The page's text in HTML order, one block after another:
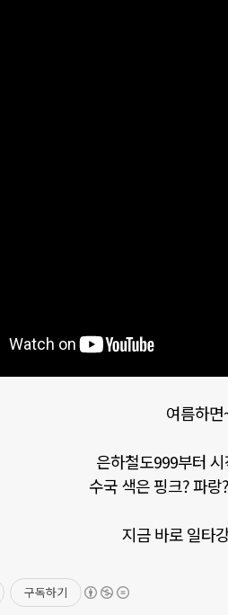
여름하
은하철도999부터
수국 색은 핑크? 파
지금 바로 일타
구독하기